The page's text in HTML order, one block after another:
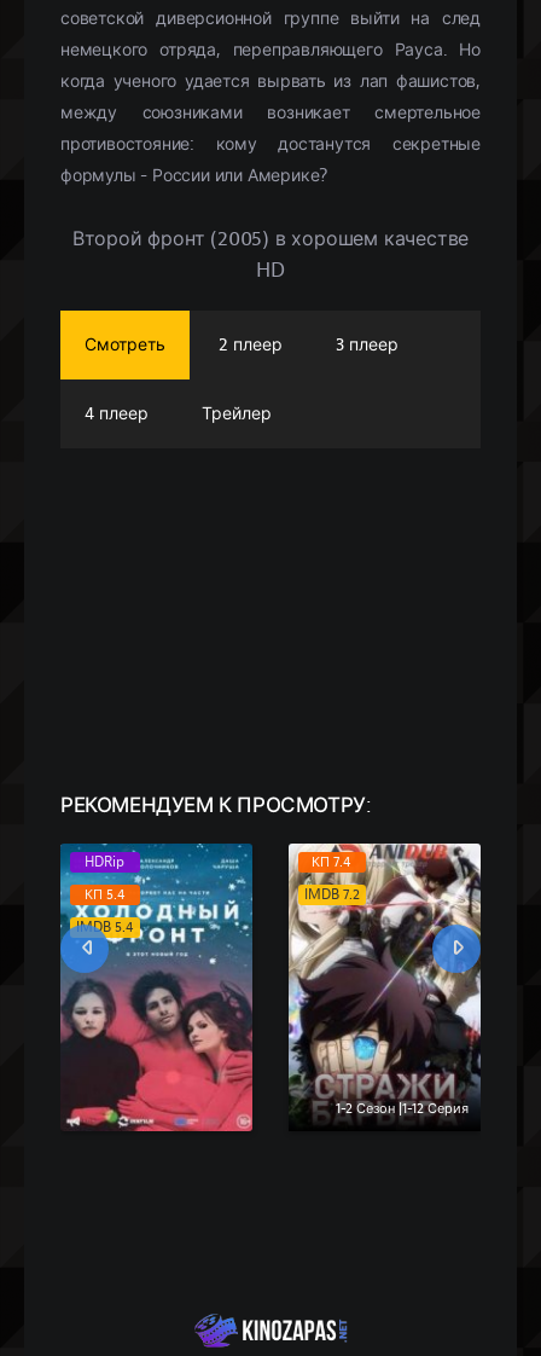
советской диверсионной группе выйти на след
немецкого отряда, переправляющего Рауса. Но
когда ученого удается вырвать из лап фашистов,
между союзниками возникает смертельное
противостояние: кому достанутся секретные
формулы - России или Америке?
Второй фронт (2005) в хорошем качестве
HD
Смотреть 2 плеер 3 плеер
4 плеер Трейлер
РЕКОМЕНДУЕМ К ПРОСМОТРУ:
HDRip
КП 5.4
IMDB 5.4
КП 7.4
IMDB 7.2
1-2 Сезон |1-12 Серия